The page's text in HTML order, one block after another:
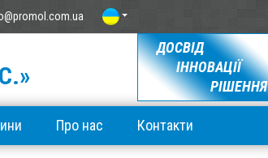
ДОСВІД
ІННОВАЦІЇ
РІШЕННЯ
Про нас Контакти